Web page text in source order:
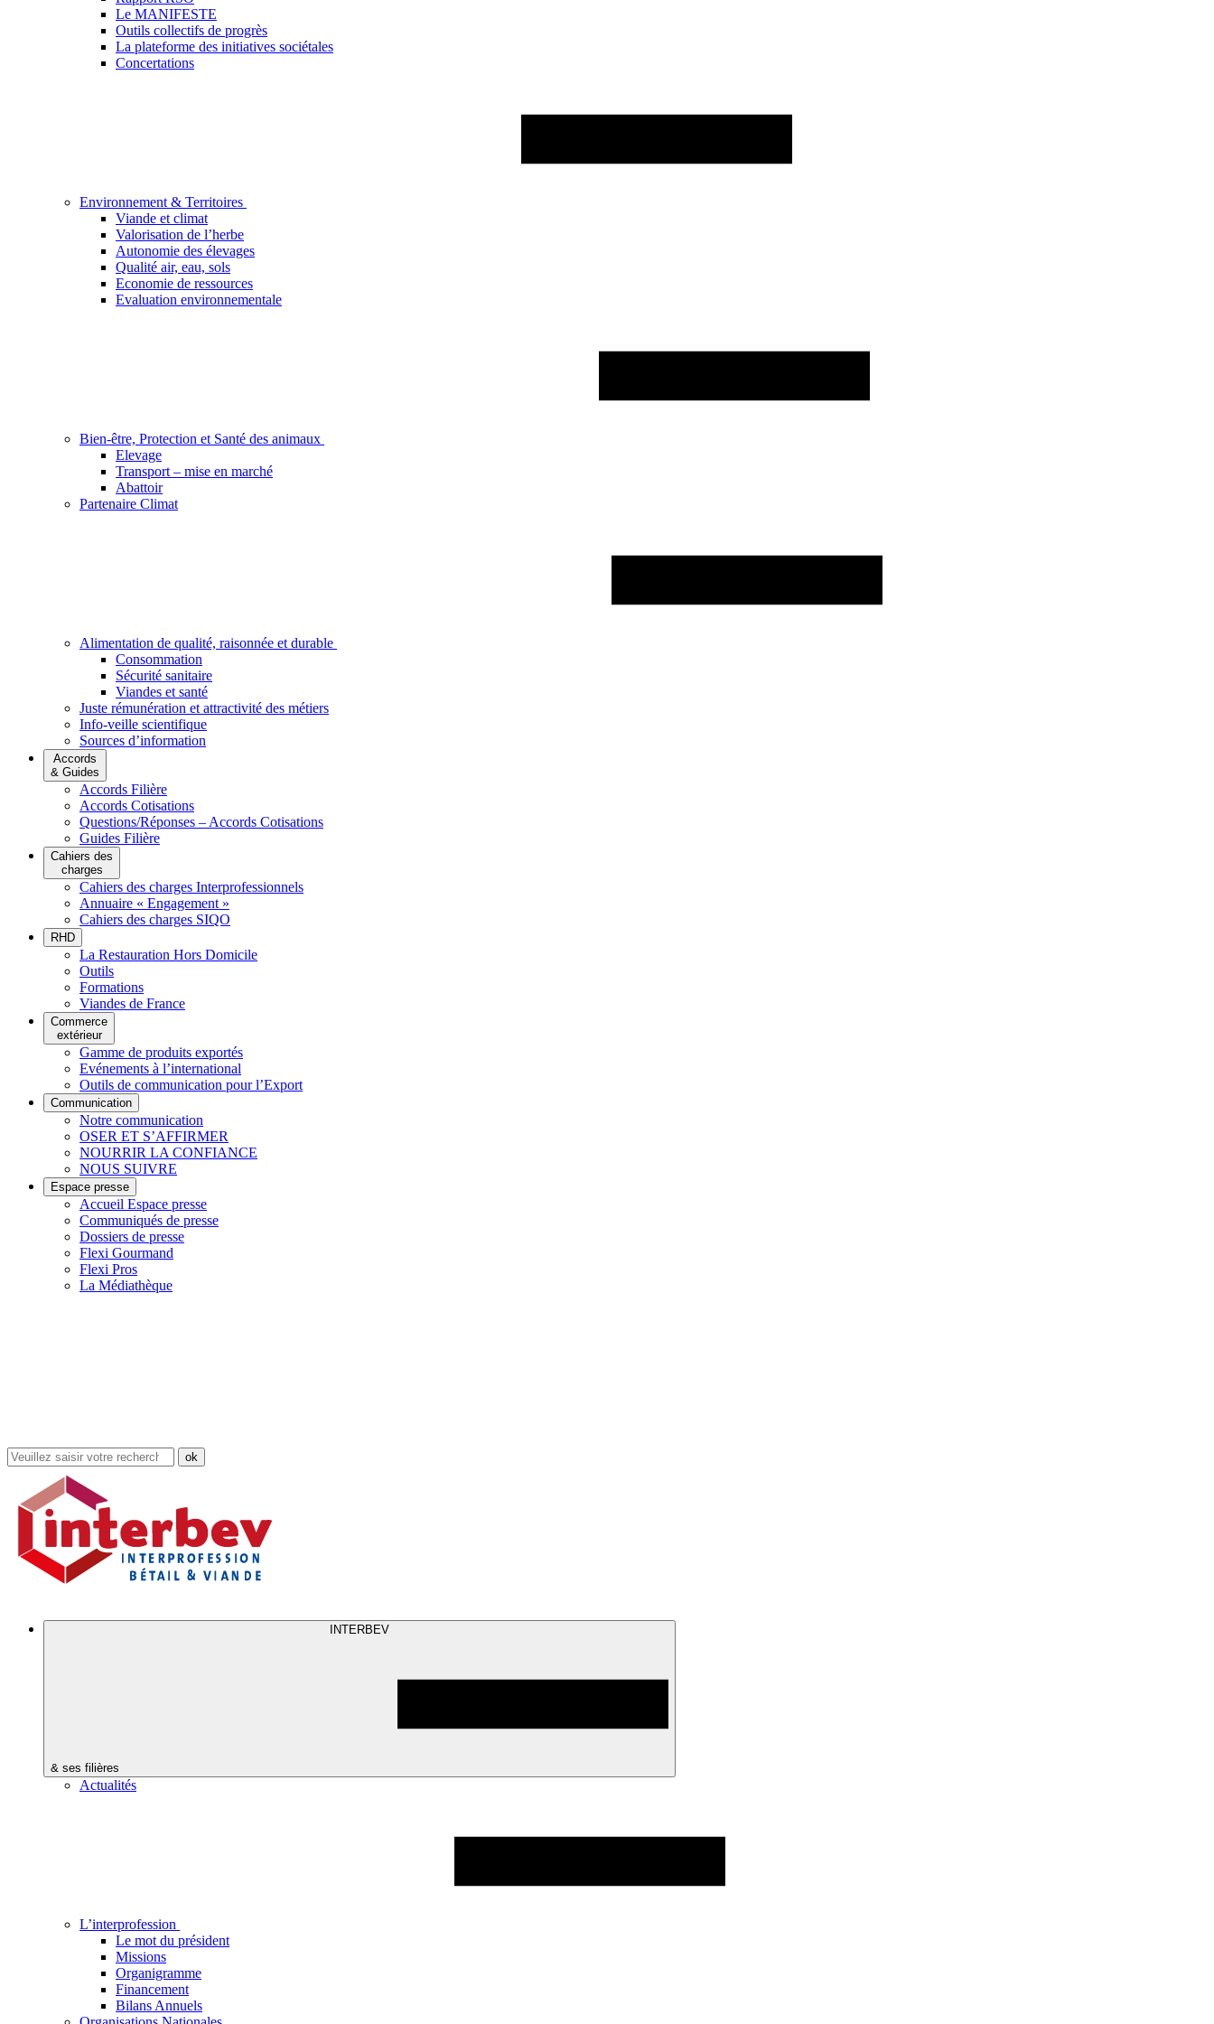
Le MANIFESTE
Outils collectifs de progrès
La plateforme des initiatives sociétales
Concertations
Environnement & Territoires
Viande et climat
Valorisation de l’herbe
Autonomie des élevages
Qualité air, eau, sols
Economie de ressources
Evaluation environnementale
Bien-être, Protection et Santé des animaux
Elevage
Transport – mise en marché
Abattoir
Partenaire Climat
Alimentation de qualité, raisonnée et durable
Consommation
Sécurité sanitaire
Viandes et santé
Juste rémunération et attractivité des métiers
Info-veille scientifique
Sources d’information
Accords
& Guides
Accords Filière
Accords Cotisations
Questions/Réponses – Accords Cotisations
Guides Filière
Cahiers des
charges
Cahiers des charges Interprofessionnels
Annuaire « Engagement »
Cahiers des charges SIQO
RHD
La Restauration Hors Domicile
Outils
Formations
Viandes de France
Commerce
extérieur
Gamme de produits exportés
Evénements à l’international
Outils de communication pour l’Export
Communication
Notre communication
OSER ET S’AFFIRMER
NOURRIR LA CONFIANCE
NOUS SUIVRE
Espace presse
Accueil Espace presse
Communiqués de presse
Dossiers de presse
Flexi Gourmand
Flexi Pros
La Médiathèque
Rechercher
dans
site
INTERBEV
& ses filières
Actualités
L’interprofession
Le mot du président
Missions
Organigramme
Financement
Bilans Annuels